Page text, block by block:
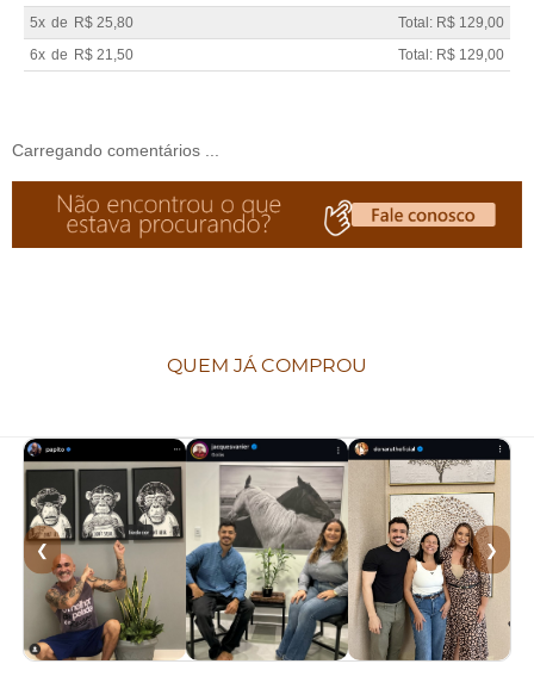
5x de R$ 25,80
Total: R$ 129,00
6x de R$ 21,50 Total: R$ 129,00
Carregando comentários ...
QUEM JÁ COMPROU
❮ ❯